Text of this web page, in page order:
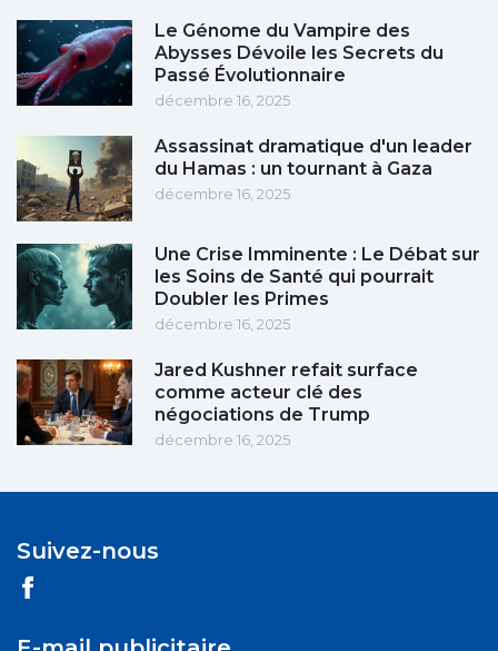
Le Génome du Vampire des
Abysses Dévoile les Secrets du
Passé Évolutionnaire
décembre 16, 2025
Assassinat dramatique d'un leader
du Hamas : un tournant à Gaza
décembre 16, 2025
Une Crise Imminente : Le Débat sur
les Soins de Santé qui pourrait
Doubler les Primes
décembre 16, 2025
Jared Kushner refait surface
comme acteur clé des
négociations de Trump
décembre 16, 2025
Suivez-nous